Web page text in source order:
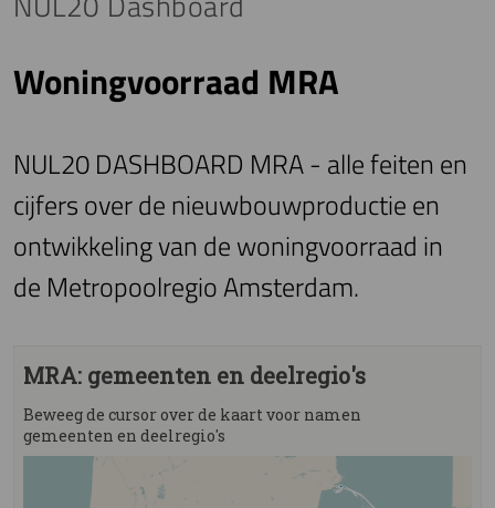
Woningvoorraad MRA
NUL20 DASHBOARD MRA - alle feiten en
cijfers over de nieuwbouwproductie en
ontwikkeling van de woningvoorraad in
de Metropoolregio Amsterdam.